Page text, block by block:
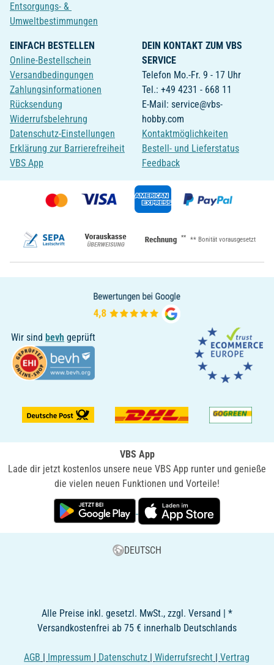
Entsorgungs- &
Umweltbestimmungen
EINFACH BESTELLEN
Online-Bestellschein
Versandbedingungen
Zahlungsinformationen
Rücksendung
Widerrufsbelehrung
Datenschutz-Einstellungen
Erklärung zur Barrierefreiheit
VBS App
DEIN KONTAKT ZUM VBS
SERVICE
Telefon Mo.-Fr. 9 - 17 Uhr
Tel.: +49 4231 - 668 11
E-Mail: service@vbs-
hobby.com
Kontaktmöglichkeiten
Bestell- und Lieferstatus
Feedback
** ** Bonität vorausgesetzt
Wir sind bevh geprüft
VBS App
Lade dir jetzt kostenlos unsere neue VBS App runter und genieße
die vielen neuen Funktionen und Vorteile!
DEUTSCH
Alle Preise inkl. gesetzl. MwSt., zzgl. Versand | *
Versandkostenfrei ab 75 € innerhalb Deutschlands
AGB | Impressum | Datenschutz |Widerrufsrecht |Vertrag